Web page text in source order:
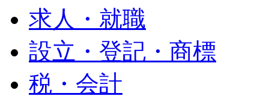
求人・就職
設立・登記・商標
税・会計